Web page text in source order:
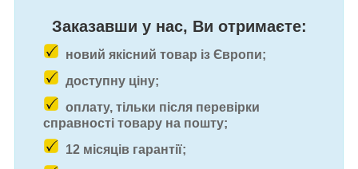
Заказавши у нас, Ви отримаєте:
новий якісний товар із Європи;
доступну ціну;
оплату, тільки після перевірки
справності товару на пошту;
12 місяців гарантії;